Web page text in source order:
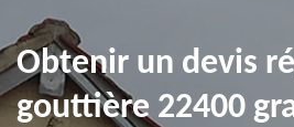
Obtenir un devis
gouttière 22400